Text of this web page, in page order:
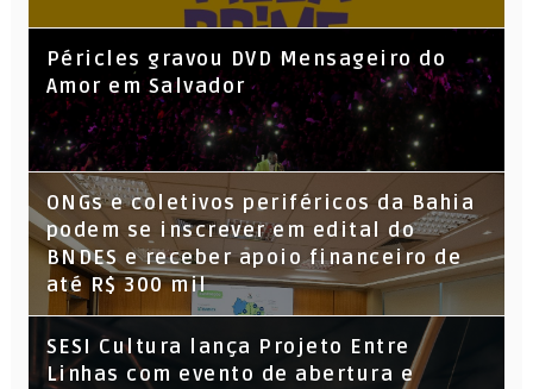
Péricles gravou DVD Mensageiro do
Amor em Salvador
ONGs e coletivos periféricos da Bahia
podem se inscrever em edital do
BNDES e receber apoio financeiro de
até R$ 300 mil
SESI Cultura lança Projeto Entre
Linhas com evento de abertura e